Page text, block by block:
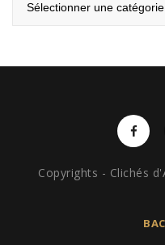
Copyrights - Clichés